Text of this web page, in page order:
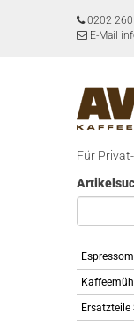
0202
E-Mail
Für